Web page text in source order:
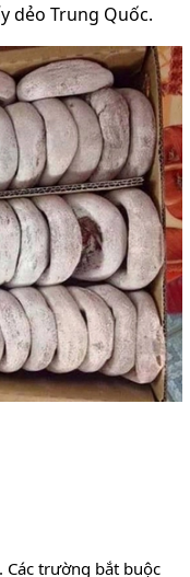
dẻo Trung Quốc.
Các trường bắt buộc